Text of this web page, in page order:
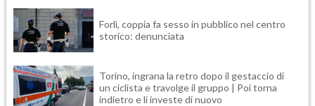
Forlì, coppia fa sesso in pubblico nel centro
storico: denunciata
Torino, ingrana la retro dopo il gestaccio di
un ciclista e travolge il gruppo | Poi torna
indietro e li investe di nuovo